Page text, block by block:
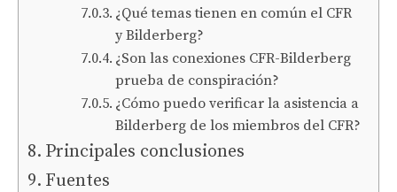
¿Qué temas tienen en común el CFR
y Bilderberg?
¿Son las conexiones CFR-Bilderberg
prueba de conspiración?
¿Cómo puedo verificar la asistencia a
Bilderberg de los miembros del CFR?
Principales conclusiones
Fuentes